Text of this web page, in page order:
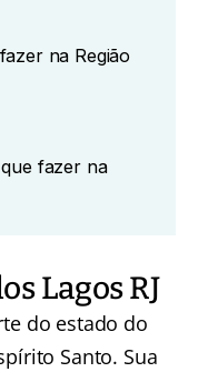
na Região
fazer na
Lagos RJ
do estado do
Santo. Sua